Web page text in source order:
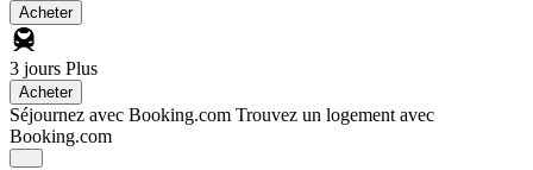
Acheter
3 jours Plus
Acheter
Séjournez avec Booking.com Trouvez un logement avec
Booking.com